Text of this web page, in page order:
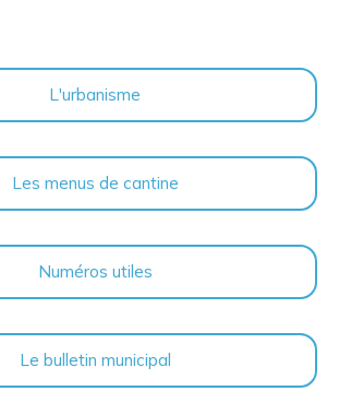
L'urbanisme
Les menus de cantine
Numéros utiles
Le bulletin municipal